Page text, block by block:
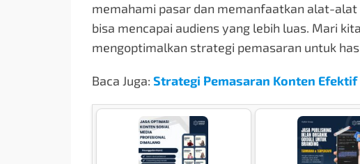
memahami pasar dan memanfaatkan alat-
bisa mencapai audiens yang lebih luas. Mari
mengoptimalkan strategi pemasaran untuk
Baca Juga: Strategi Pemasaran Konten